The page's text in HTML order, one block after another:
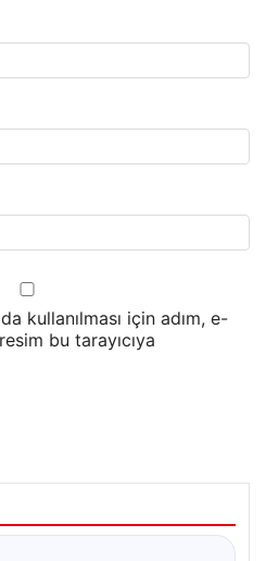
kullanılması için adım, e-
bu tarayıcıya